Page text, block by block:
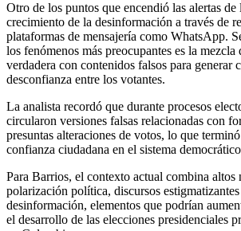
Otro de los puntos que encendió las alertas
crecimiento de la desinformación a través de
plataformas de mensajería como WhatsApp.
los fenómenos más preocupantes es la
verdadera con contenidos falsos para generar
desconfianza entre los votantes.
La analista recordó que durante procesos
circularon versiones falsas relacionadas con
presuntas alteraciones de votos, lo que
confianza ciudadana en el sistema
Para Barrios, el contexto actual combina altos
polarización política, discursos
desinformación, elementos que podrían
el desarrollo de las elecciones presidenciales